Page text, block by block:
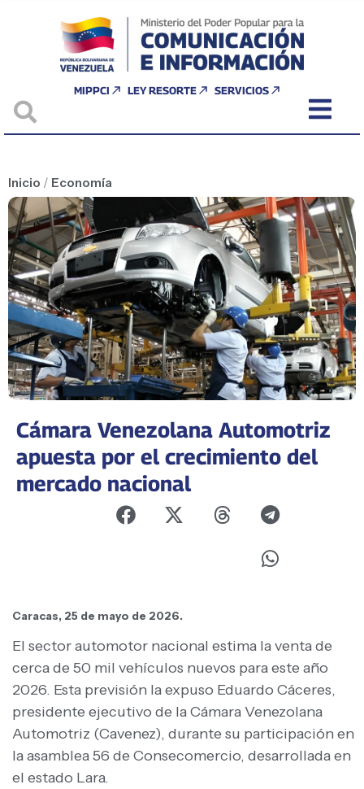
MIPPCI LEY RESORTE SERVICIOS
Inicio / Economía
Cámara Venezolana Automotriz
apuesta por el crecimiento del
mercado nacional
Caracas, 25 de mayo de 2026.
El sector automotor nacional estima la venta de
cerca de 50 mil vehículos nuevos para este año
2026. Esta previsión la expuso Eduardo Cáceres,
presidente ejecutivo de la Cámara Venezolana
Automotriz (Cavenez), durante su participación en
la asamblea 56 de Consecomercio, desarrollada en
el estado Lara.